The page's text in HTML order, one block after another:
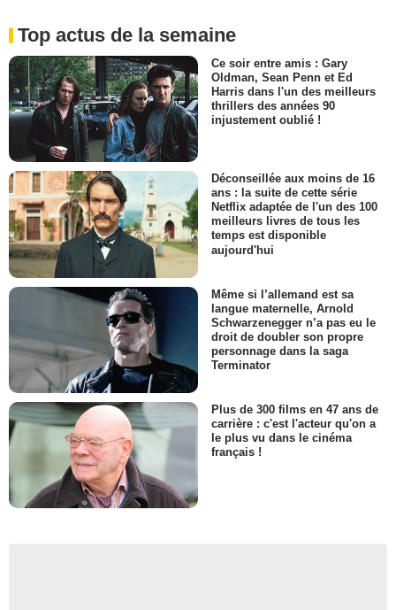
Top actus de la semaine
Ce soir entre amis : Gary
Oldman, Sean Penn et Ed
Harris dans l'un des meilleurs
thrillers des années 90
injustement oublié !
Déconseillée aux moins de 16
ans : la suite de cette série
Netflix adaptée de l'un des 100
meilleurs livres de tous les
temps est disponible
aujourd'hui
Même si l’allemand est sa
langue maternelle, Arnold
Schwarzenegger n’a pas eu le
droit de doubler son propre
personnage dans la saga
Terminator
Plus de 300 films en 47 ans de
carrière : c'est l'acteur qu'on a
le plus vu dans le cinéma
français !